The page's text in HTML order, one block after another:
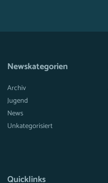
Newskategorien
Archiv
Jugend
News
Unkategorisiert
Quicklinks